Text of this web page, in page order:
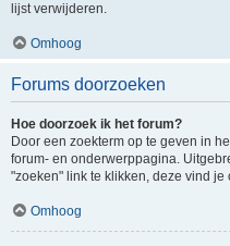
lijst verwijderen.
Omhoog
Forums doorzoeken
Hoe doorzoek ik het forum?
Door een zoekterm op te geven in
forum- en onderwerppagina.
"zoeken" link te klikken, deze vind
Omhoog